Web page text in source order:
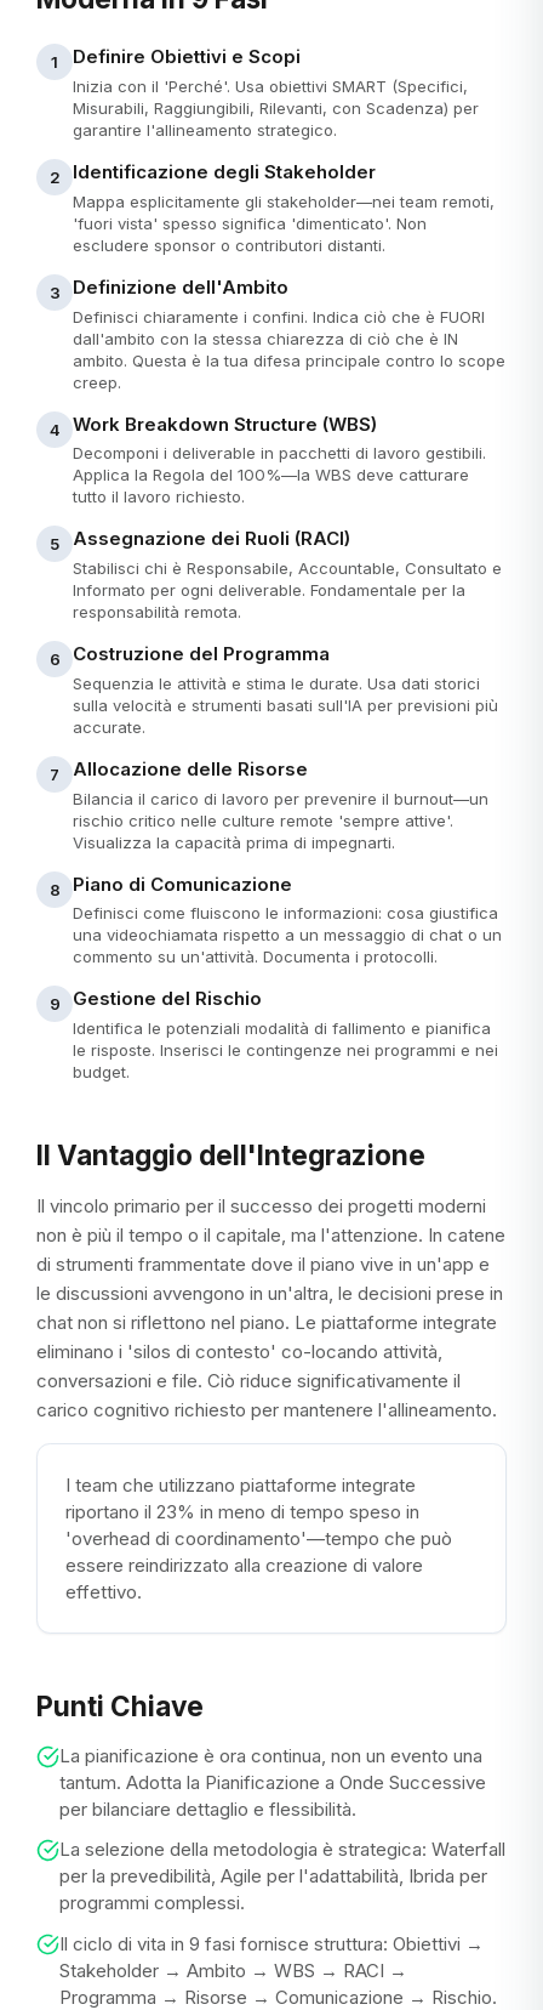
1 Definire Obiettivi e Scopi
Inizia con il 'Perché'. Usa obiettivi SMART (Specifici,
Misurabili, Raggiungibili, Rilevanti, con Scadenza) per
garantire l'allineamento strategico.
2 Identificazione degli Stakeholder
Mappa esplicitamente gli stakeholder—nei team remoti,
'fuori vista' spesso significa 'dimenticato'. Non
escludere sponsor o contributori distanti.
3 Definizione dell'Ambito
Definisci chiaramente i confini. Indica ciò che è FUORI
dall'ambito con la stessa chiarezza di ciò che è IN
ambito. Questa è la tua difesa principale contro lo scope
creep.
4 Work Breakdown Structure (WBS)
Decomponi i deliverable in pacchetti di lavoro gestibili.
Applica la Regola del 100%—la WBS deve catturare
tutto il lavoro richiesto.
5 Assegnazione dei Ruoli (RACI)
Stabilisci chi è Responsabile, Accountable, Consultato e
Informato per ogni deliverable. Fondamentale per la
responsabilità remota.
6 Costruzione del Programma
Sequenzia le attività e stima le durate. Usa dati storici
sulla velocità e strumenti basati sull'IA per previsioni più
accurate.
7 Allocazione delle Risorse
Bilancia il carico di lavoro per prevenire il burnout—un
rischio critico nelle culture remote 'sempre attive'.
Visualizza la capacità prima di impegnarti.
8 Piano di Comunicazione
Definisci come fluiscono le informazioni: cosa giustifica
una videochiamata rispetto a un messaggio di chat o un
commento su un'attività. Documenta i protocolli.
9 Gestione del Rischio
Identifica le potenziali modalità di fallimento e pianifica
le risposte. Inserisci le contingenze nei programmi e nei
budget.
Il Vantaggio dell'Integrazione
Il vincolo primario per il successo dei progetti moderni
non è più il tempo o il capitale, ma l'attenzione. In catene
di strumenti frammentate dove il piano vive in un'app e
le discussioni avvengono in un'altra, le decisioni prese in
chat non si riflettono nel piano. Le piattaforme integrate
eliminano i 'silos di contesto' co-locando attività,
conversazioni e file. Ciò riduce significativamente il
carico cognitivo richiesto per mantenere l'allineamento.
I team che utilizzano piattaforme integrate
riportano il 23% in meno di tempo speso in
'overhead di coordinamento'—tempo che può
essere reindirizzato alla creazione di valore
effettivo.
Punti Chiave
La pianificazione è ora continua, non un evento una
tantum. Adotta la Pianificazione a Onde Successive
per bilanciare dettaglio e flessibilità.
La selezione della metodologia è strategica: Waterfall
per la prevedibilità, Agile per l'adattabilità, Ibrida per
programmi complessi.
Il ciclo di vita in 9 fasi fornisce struttura: Obiettivi →
Stakeholder → Ambito → WBS → RACI →
Programma → Risorse → Comunicazione → Rischio.